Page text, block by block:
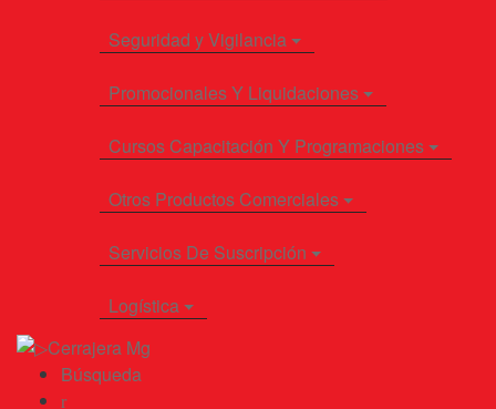
Seguridad y Vigilancia
Promocionales Y Liquidaciones
Cursos Capacitación Y Programaciones
Otros Productos Comerciales
Servicios De Suscripción
Logística
Búsqueda